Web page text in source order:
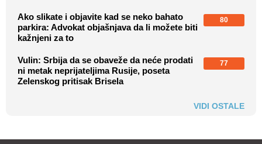
Ako slikate i objavite kad se neko bahato
parkira: Advokat objašnjava da li možete biti
kažnjeni za to
80
Vulin: Srbija da se obaveže da neće prodati
ni metak neprijateljima Rusije, poseta
Zelenskog pritisak Brisela
77
VIDI OSTALE